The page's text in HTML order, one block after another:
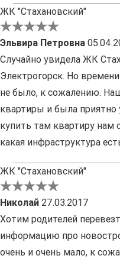
ЖК "Стахановский"
Эльвира Петровна
Случайно увидела ЖК
Электрогорск. Но
не было, к сожалению.
квартиры и была
купить там квартиру нам
какая инфраструктура
ЖК "Стахановский"
Николай 27.03.2017
Хотим родителей
информацию про
очень и очень мало, к